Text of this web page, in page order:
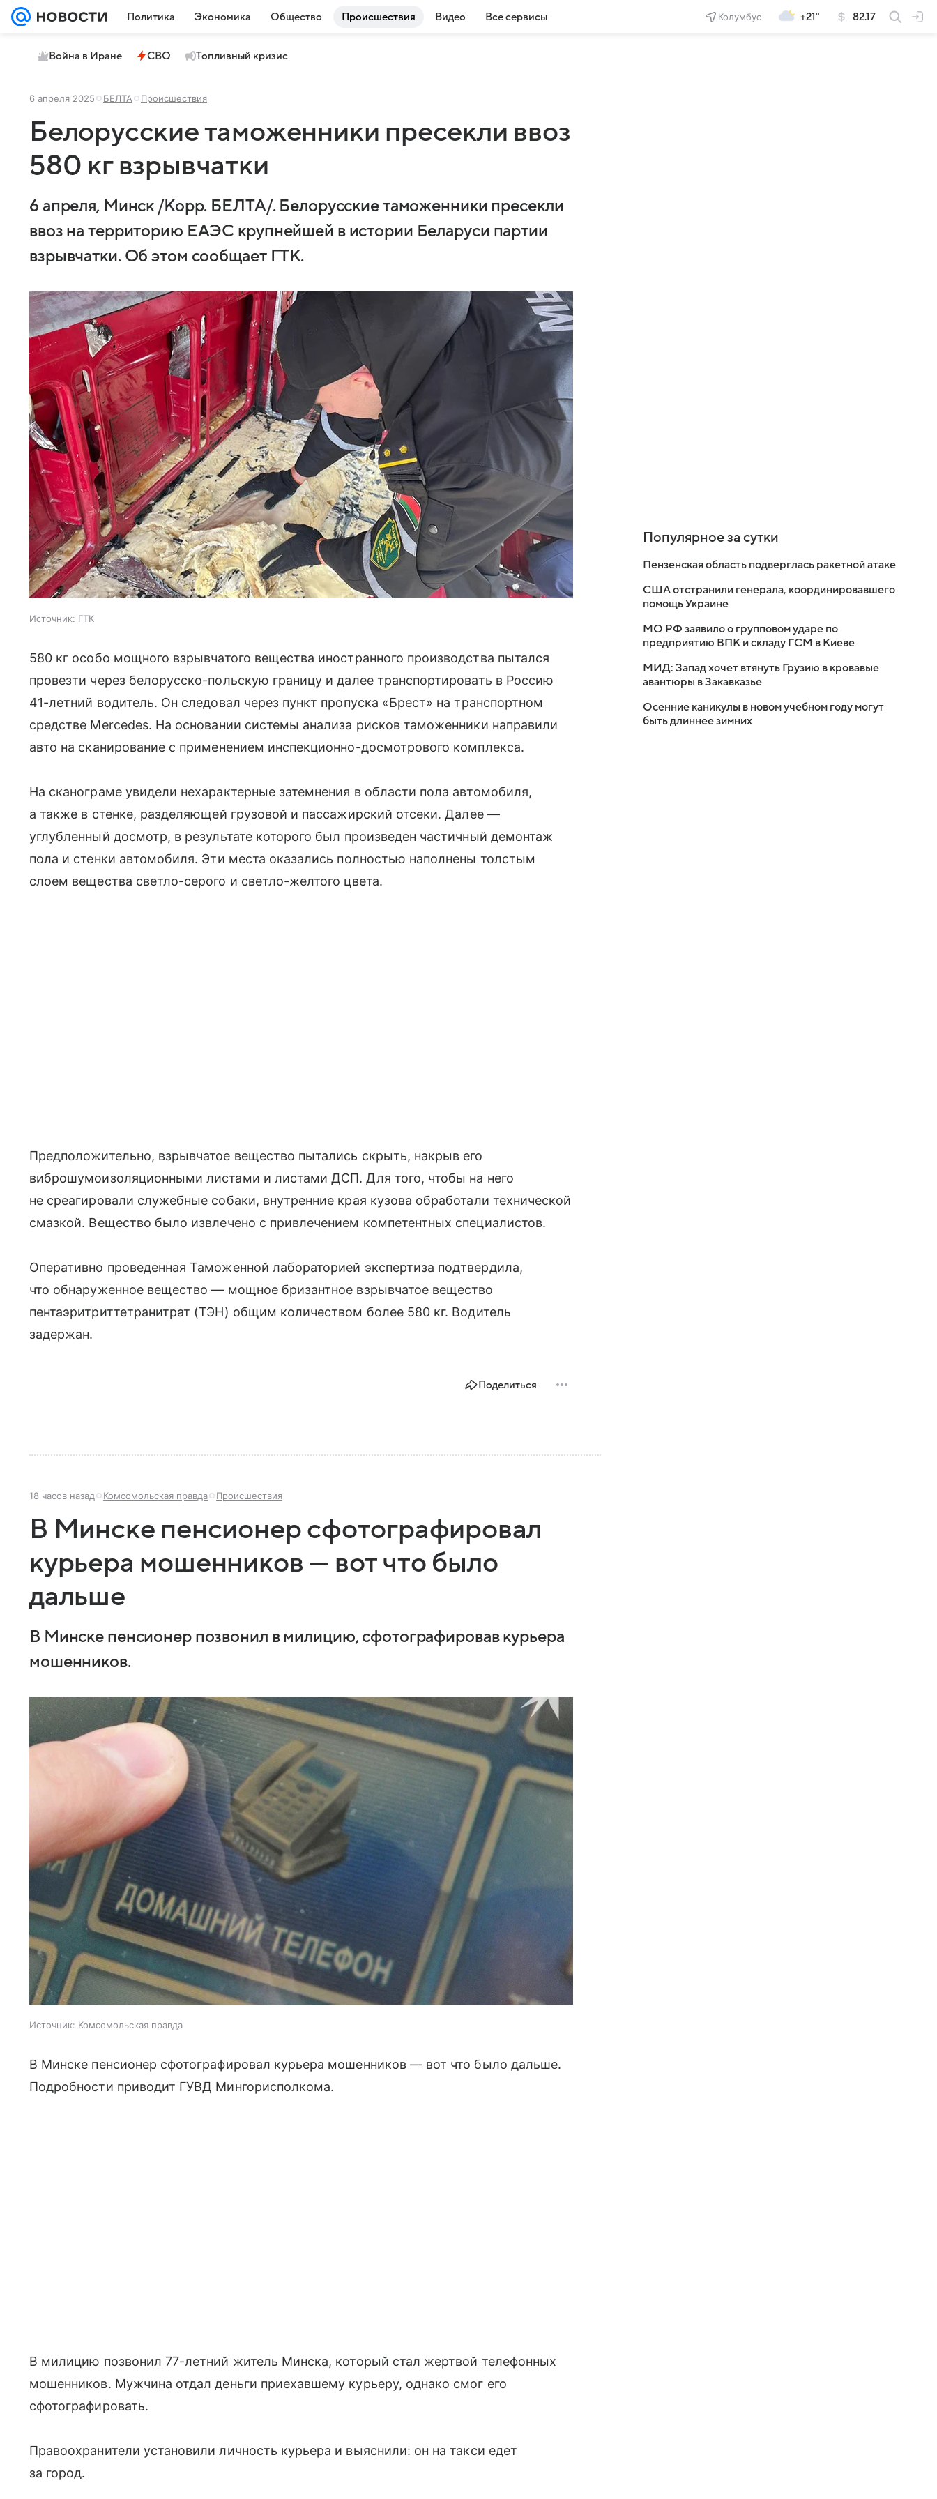
Политика Экономика Общество Происшествия Видео Все сервисы Колумбус +21° 82.17
Война в Иране СВО Топливный кризис
6 апреля 2025 БЕЛТА Происшествия
Белорусские таможенники пресекли ввоз
580 кг взрывчатки
6 апреля, Минск /Корр. БЕЛТА/. Белорусские таможенники пресекли
ввоз на территорию ЕАЭС крупнейшей в истории Беларуси партии
взрывчатки. Об этом сообщает ГТК.
Источник: ГТК
580 кг особо мощного взрывчатого вещества иностранного производства пытался
провезти через белорусско-польскую границу и далее транспортировать в Россию
41-летний водитель. Он следовал через пункт пропуска «Брест» на транспортном
средстве Mercedes. На основании системы анализа рисков таможенники направили
авто на сканирование с применением инспекционно-досмотрового комплекса.
На сканограме увидели нехарактерные затемнения в области пола автомобиля,
а также в стенке, разделяющей грузовой и пассажирский отсеки. Далее —
углубленный досмотр, в результате которого был произведен частичный демонтаж
пола и стенки автомобиля. Эти места оказались полностью наполнены толстым
слоем вещества светло-серого и светло-желтого цвета.
Предположительно, взрывчатое вещество пытались скрыть, накрыв его
виброшумоизоляционными листами и листами ДСП. Для того, чтобы на него
не среагировали служебные собаки, внутренние края кузова обработали технической
смазкой. Вещество было извлечено с привлечением компетентных специалистов.
Оперативно проведенная Таможенной лабораторией экспертиза подтвердила,
что обнаруженное вещество — мощное бризантное взрывчатое вещество
пентаэритриттетранитрат (ТЭН) общим количеством более 580 кг. Водитель
задержан.
Поделиться
18 часов назад Комсомольская правда Происшествия
В Минске пенсионер сфотографировал
курьера мошенников — вот что было
дальше
В Минске пенсионер позвонил в милицию, сфотографировав курьера
мошенников.
Источник: Комсомольская правда
В Минске пенсионер сфотографировал курьера мошенников — вот что было дальше.
Подробности приводит ГУВД Мингорисполкома.
В милицию позвонил 77-летний житель Минска, который стал жертвой телефонных
мошенников. Мужчина отдал деньги приехавшему курьеру, однако смог его
сфотографировать.
Правоохранители установили личность курьера и выяснили: он на такси едет
за город.
Популярное за сутки
Пензенская область подверглась ракетной атаке
США отстранили генерала, координировавшего
помощь Украине
МО РФ заявило о групповом ударе по
предприятию ВПК и складу ГСМ в Киеве
МИД: Запад хочет втянуть Грузию в кровавые
авантюры в Закавказье
Осенние каникулы в новом учебном году могут
быть длиннее зимних